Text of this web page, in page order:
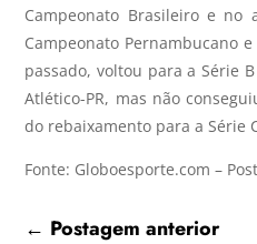
Campeonato Brasileiro e no
Campeonato Pernambucano
passado, voltou para a Série
Atlético-PR, mas não
do rebaixamento para a Série
Fonte: Globoesporte.com –
← Postagem anterior